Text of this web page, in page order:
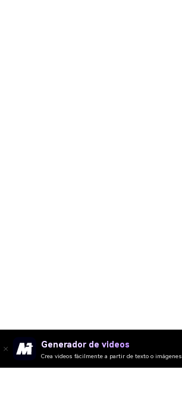
Generador de videos
Crea videos fácilmente a partir de texto o imágenes